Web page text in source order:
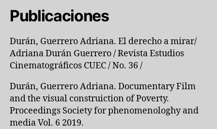
Publicaciones
Durán, Guerrero Adriana. El derecho a mirar/
Adriana Durán Guerrero / Revista Estudios
Cinematográficos CUEC / No. 36 /
Durán, Guerrero Adriana. Documentary Film
and the visual construiction of Poverty.
Proceedings Society for phenomenologhy and
media Vol. 6 2019.